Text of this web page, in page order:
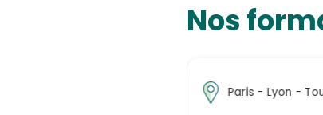
Nos
Paris - Nantes -